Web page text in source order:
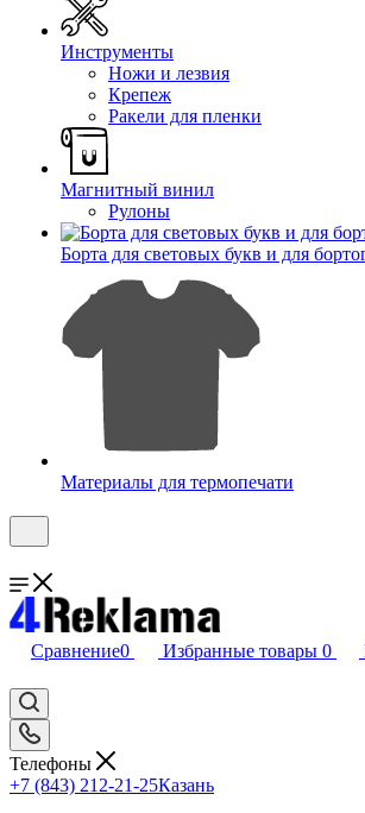
Инструменты
Ножи и лезвия
Крепеж
Ракели для пленки
Магнитный винил
Рулоны
Борта для световых букв и для
Материалы для термопечати
Сравнение0 Избранные товары 0
Телефоны
+7 (843) 212-21-25Казань